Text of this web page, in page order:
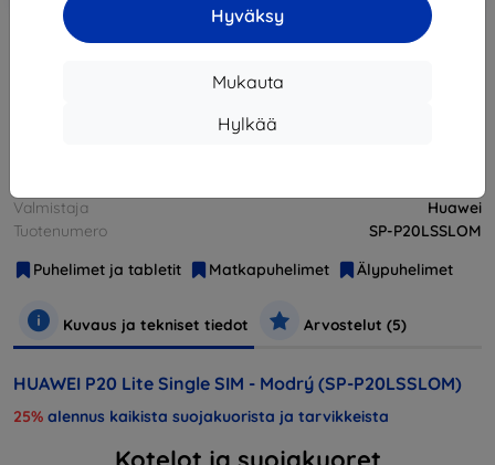
Hyväksy
Mukauta
Hylkää
Valmistaja
Huawei
Tuotenumero
SP-P20LSSLOM
Puhelimet ja tabletit
Matkapuhelimet Älypuhelimet
Kuvaus ja tekniset tiedot Arvostelut (5)
HUAWEI P20 Lite Single SIM - Modrý (SP-P20LSSLOM)
25% alennus kaikista suojakuorista ja tarvikkeista